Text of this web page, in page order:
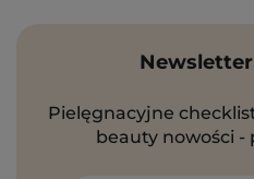
Pielęgnacyjne
beauty nowości -